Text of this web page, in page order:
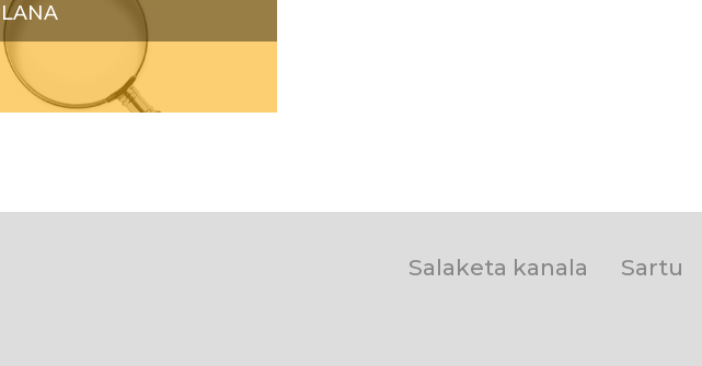
accountSalaketa kanala Sartu